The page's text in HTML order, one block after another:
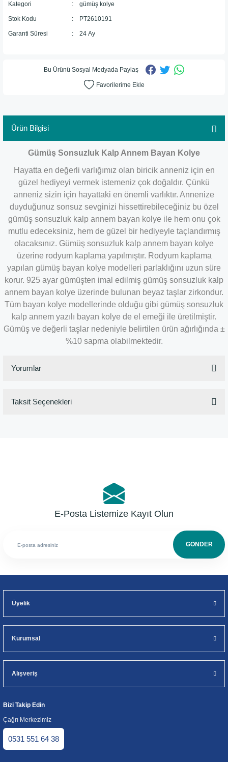
Kategori gümüş kolye
Stok Kodu PT2610191
Garanti Süresi 24 Ay
Bu Ürünü Sosyal Medyada Paylaş
Ürün Bilgisi
Gümüş Sonsuzluk Kalp Annem Bayan Kolye
Hayatta en değerli varlığımız olan biricik anneniz için en
güzel hediyeyi vermek istemeniz çok doğaldır. Çünkü
anneniz sizin için hayattaki en önemli varlıktır. Annenize
duyduğunuz sonsuz sevginizi hissettirebileceğiniz bu özel
gümüş sonsuzluk kalp annem bayan kolye ile hem onu çok
mutlu edeceksiniz, hem de güzel bir hediyeyle taçlandırmış
olacaksınız. Gümüş sonsuzluk kalp annem bayan kolye
üzerine rodyum kaplama yapılmıştır. Rodyum kaplama
yapılan gümüş bayan kolye modelleri parlaklığını uzun süre
korur. 925 ayar gümüşten imal edilmiş gümüş sonsuzluk kalp
annem bayan kolye üzerinde bulunan beyaz taşlar zirkondur.
Tüm bayan kolye modellerinde olduğu gibi gümüş sonsuzluk
kalp annem yazılı bayan kolye de el emeği ile üretilmiştir.
Gümüş ve değerli taşlar nedeniyle belirtilen ürün ağırlığında ±
%10 sapma olabilmektedir.
Yorumlar
Taksit Seçenekleri
E-Posta Listemize Kayıt Olun
GÖNDER
Üyelik
Kurumsal
Alışveriş
Bizi Takip Edin
Çağrı Merkezimiz
0531 551 64 38